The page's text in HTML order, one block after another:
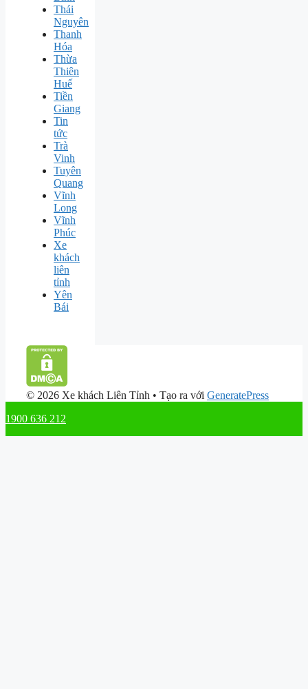
Thái
Nguyên
Thanh
Hóa
Thừa
Thiên
Huế
Tiền
Giang
Tin
tức
Trà
Vinh
Tuyên
Quang
Vĩnh
Long
Vĩnh
Phúc
Xe
khách
liên
tỉnh
Yên
Bái
© 2026 Xe khách Liên Tỉnh • Tạo ra với GeneratePress
1900 636 212